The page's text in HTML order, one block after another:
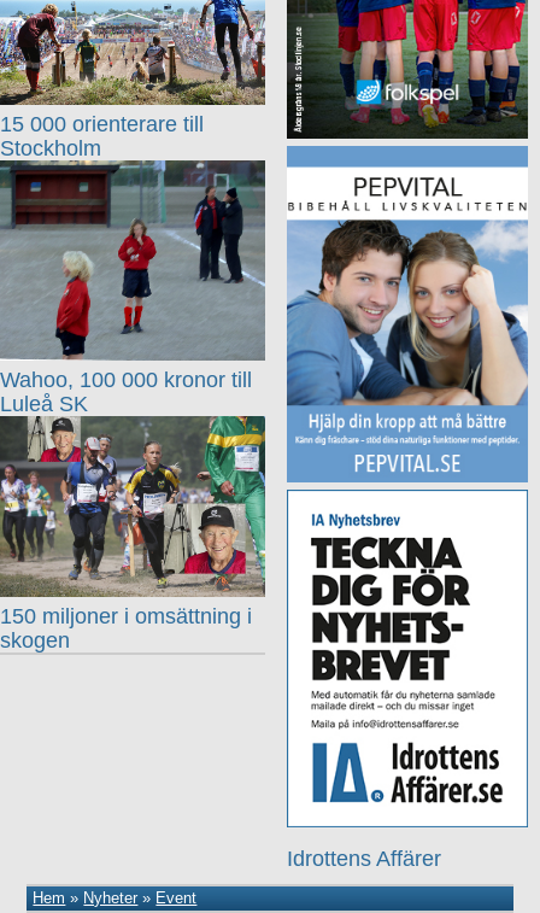
Idrottens Affärer
15 000 orienterare till
Stockholm
Wahoo, 100 000 kronor till
Luleå SK
150 miljoner i omsättning i
skogen
Hem » Nyheter» Event